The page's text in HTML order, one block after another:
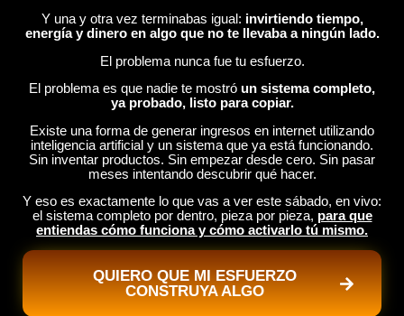
Y una y otra vez terminabas igual: invirtiendo tiempo,
energía y dinero en algo que no te llevaba a ningún lado.
El problema nunca fue tu esfuerzo.
El problema es que nadie te mostró un sistema completo,
ya probado, listo para copiar.
Existe una forma de generar ingresos en internet utilizando
inteligencia artificial y un sistema que ya está funcionando.
Sin inventar productos. Sin empezar desde cero. Sin pasar
meses intentando descubrir qué hacer.
Y eso es exactamente lo que vas a ver este sábado, en vivo:
el sistema completo por dentro, pieza por pieza, para que
entiendas cómo funciona y cómo activarlo tú mismo.
QUIERO QUE MI ESFUERZO
CONSTRUYA ALGO